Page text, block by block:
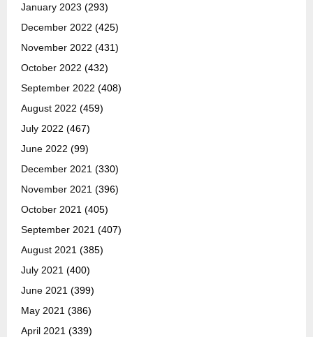
January 2023 (293)
December 2022 (425)
November 2022 (431)
October 2022 (432)
September 2022 (408)
August 2022 (459)
July 2022 (467)
June 2022 (99)
December 2021 (330)
November 2021 (396)
October 2021 (405)
September 2021 (407)
August 2021 (385)
July 2021 (400)
June 2021 (399)
May 2021 (386)
April 2021 (339)